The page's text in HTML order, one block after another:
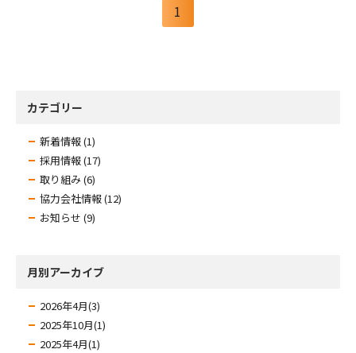
1
カテゴリー
新着情報 (1)
採用情報 (17)
取り組み (6)
協力会社情報 (12)
お知らせ (9)
月別アーカイブ
2026年4月(3)
2025年10月(1)
2025年4月(1)